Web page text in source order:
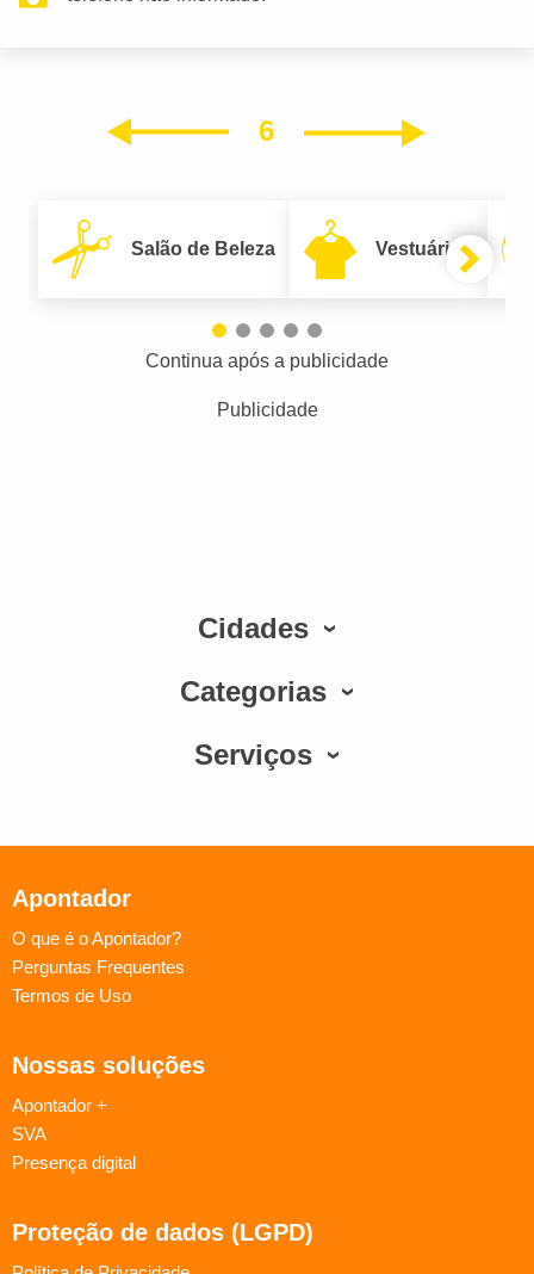
6
Salão de Beleza Vestuário
Continua após a publicidade
Publicidade
Cidades
Categorias
Serviços
Apontador
O que é o Apontador?
Perguntas Frequentes
Termos de Uso
Nossas soluções
Apontador +
SVA
Presença digital
Proteção de dados (LGPD)